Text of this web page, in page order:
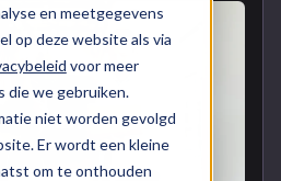
en meetgegevens
op deze website als via
voor meer
die we gebruiken.
niet worden gevolgd
Er wordt een kleine
om te onthouden
Please refresh the